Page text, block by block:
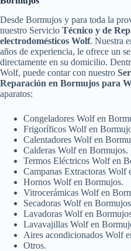
Desde Bormujos y para toda la
nuestro Servicio Técnico y de
electrodomésticos Wolf. Nuestra
años de experiencia, le ofrece un
directamente en su domicilio.
Wolf, puede contar con nuestro
Reparación en Bormujos para
aparatos:
Congeladores Wolf en
Frigoríficos Wolf en
Calentadores Wolf en
Calderas Wolf en Bormujos.
Termos Eléctricos Wolf en
Campanas Extractoras Wolf
Hornos Wolf en Bormujos.
Vitrocerámicas Wolf en
Secadoras Wolf en
Lavadoras Wolf en
Lavavajillas Wolf en
Aires acondicionados Wolf
Otros.